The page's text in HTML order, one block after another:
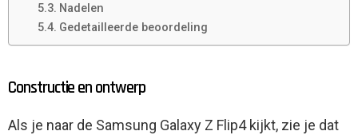
Nadelen
Gedetailleerde beoordeling
Constructie en ontwerp
Als je naar de Samsung Galaxy Z Flip4 kijkt, zie je dat